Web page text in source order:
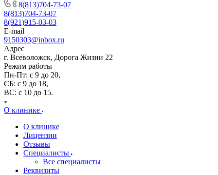
8(813)704-73-07
8(813)704-73-07
8(921)915-03-03
E-mail
9150303@inbox.ru
Адрес
г. Всеволожск, Дорога Жизни 22
Режим работы
Пн-Пт: с 9 до 20,
СБ: с 9 до 18,
ВС: с 10 до 15.
О клинике
О клинике
Лицензии
Отзывы
Специалисты
Все специалисты
Реквизиты